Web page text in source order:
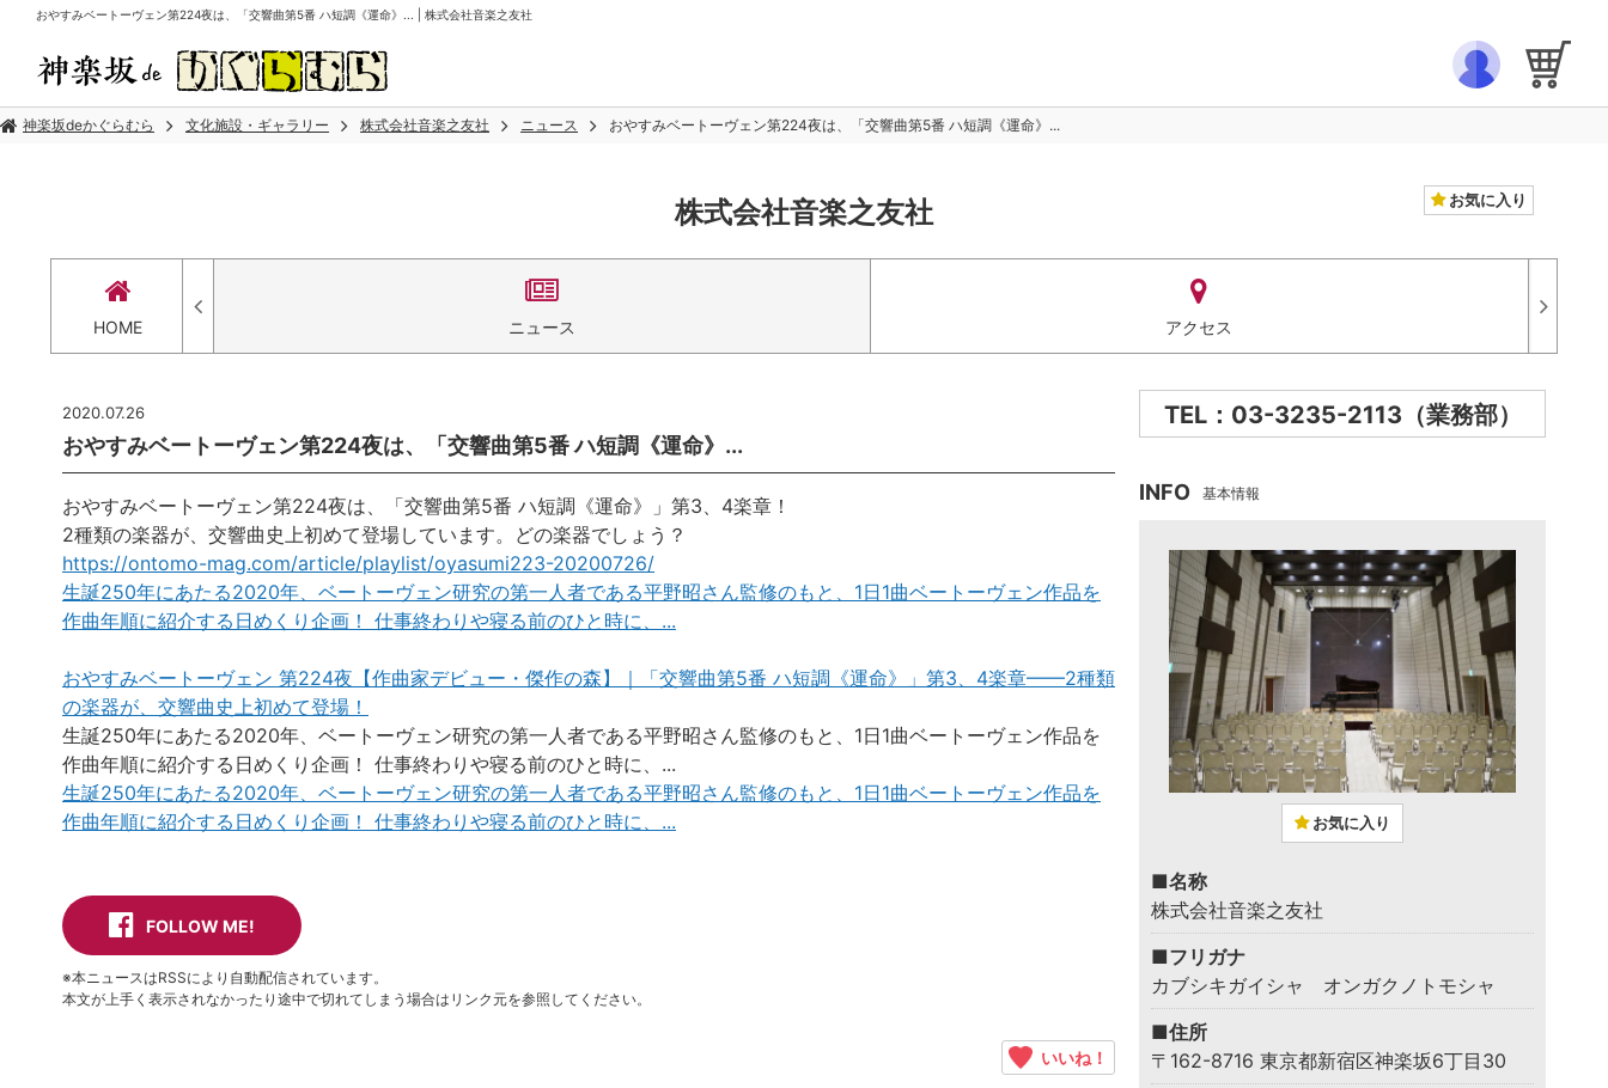
おやすみベートーヴェン第224夜は、「交響曲第5番 ハ短調《運命》... | 株式会社音楽之友社
神楽坂deかぐらむら 文化施設・ギャラリー 株式会社音楽之友社 ニュース おやすみベートーヴェン第224夜は、「交響曲第5番 ハ短調《運命》...
株式会社音楽之友社 お気に入り
HOME ニュース アクセス
2020.07.26
おやすみベートーヴェン第224夜は、「交響曲第5番 ハ短調《運命》...
おやすみベートーヴェン第224夜は、「交響曲第5番 ハ短調《運命》」第3、4楽章！
2種類の楽器が、交響曲史上初めて登場しています。どの楽器でしょう？
https://ontomo-mag.com/article/playlist/oyasumi223-20200726/
生誕250年にあたる2020年、ベートーヴェン研究の第一人者である平野昭さん監修のもと、1日1曲ベートーヴェン作品を
作曲年順に紹介する日めくり企画！ 仕事終わりや寝る前のひと時に、...
おやすみベートーヴェン 第224夜【作曲家デビュー・傑作の森】｜「交響曲第5番 ハ短調《運命》」第3、4楽章——2種類
の楽器が、交響曲史上初めて登場！
生誕250年にあたる2020年、ベートーヴェン研究の第一人者である平野昭さん監修のもと、1日1曲ベートーヴェン作品を
作曲年順に紹介する日めくり企画！ 仕事終わりや寝る前のひと時に、...
生誕250年にあたる2020年、ベートーヴェン研究の第一人者である平野昭さん監修のもと、1日1曲ベートーヴェン作品を
作曲年順に紹介する日めくり企画！ 仕事終わりや寝る前のひと時に、...
FOLLOW ME!
※本ニュースはRSSにより自動配信されています。
本文が上手く表示されなかったり途中で切れてしまう場合はリンク元を参照してください。
いいね！
TEL：03-3235-2113（業務部）
INFO 基本情報
お気に入り
■名称
株式会社音楽之友社
■フリガナ
カブシキガイシャ オンガクノトモシャ
■住所
〒162-8716 東京都新宿区神楽坂6丁目30